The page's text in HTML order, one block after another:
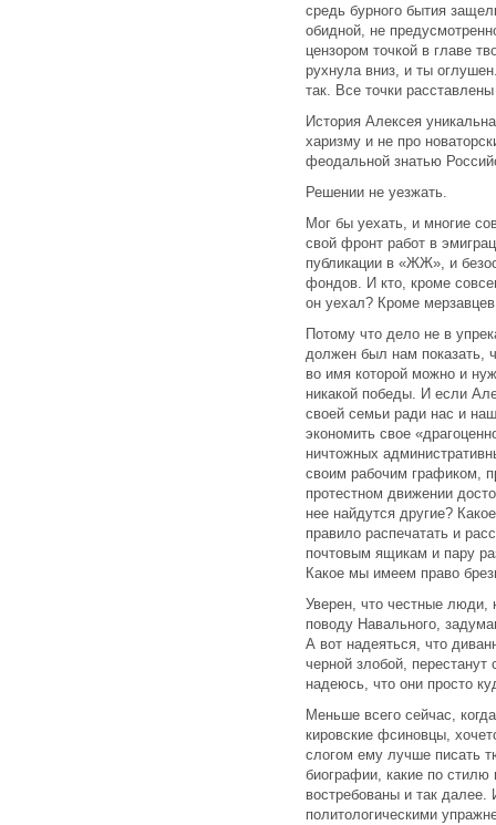
средь бурного бытия
обидной, не
цензором точкой в главе
рухнула вниз, и ты
так. Все точки
История Алексея
харизму и не про
феодальной знатью
Решении не уезжать.
Мог бы уехать, и многие
свой фронт работ в
публикации в «ЖЖ», и
фондов. И кто, кроме
он уехал? Кроме
Потому что дело не в
должен был нам показать,
во имя которой можно и
никакой победы. И если
своей семьи ради нас и
экономить свое
ничтожных
своим рабочим графиком,
протестном движении
нее найдутся другие?
правило распечатать и
почтовым ящикам и пару
Какое мы имеем право
Уверен, что честные люди,
поводу Навального,
А вот надеяться, что
черной злобой,
надеюсь, что они просто
Меньше всего сейчас,
кировские фсиновцы,
слогом ему лучше писать
биографии, какие по стилю
востребованы и так далее.
политологическими